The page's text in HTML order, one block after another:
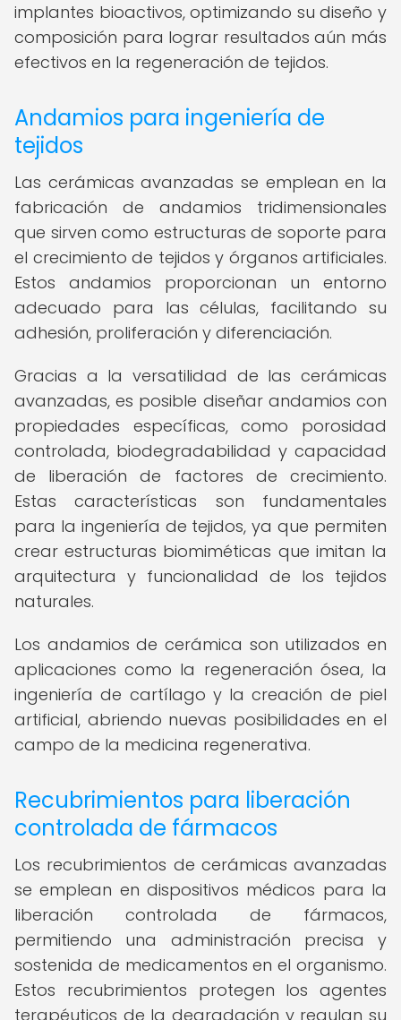
implantes bioactivos, optimizando su diseño y
composición para lograr resultados aún más
efectivos en la regeneración de tejidos.
Andamios para ingeniería de
tejidos
Las cerámicas avanzadas se emplean en la
fabricación de andamios tridimensionales
que sirven como estructuras de soporte para
el crecimiento de tejidos y órganos artificiales.
Estos andamios proporcionan un entorno
adecuado para las células, facilitando su
adhesión, proliferación y diferenciación.
Gracias a la versatilidad de las cerámicas
avanzadas, es posible diseñar andamios con
propiedades específicas, como porosidad
controlada, biodegradabilidad y capacidad
de liberación de factores de crecimiento.
Estas características son fundamentales
para la ingeniería de tejidos, ya que permiten
crear estructuras biomiméticas que imitan la
arquitectura y funcionalidad de los tejidos
naturales.
Los andamios de cerámica son utilizados en
aplicaciones como la regeneración ósea, la
ingeniería de cartílago y la creación de piel
artificial, abriendo nuevas posibilidades en el
campo de la medicina regenerativa.
Recubrimientos para liberación
controlada de fármacos
Los recubrimientos de cerámicas avanzadas
se emplean en dispositivos médicos para la
liberación controlada de fármacos,
permitiendo una administración precisa y
sostenida de medicamentos en el organismo.
Estos recubrimientos protegen los agentes
terapéuticos de la degradación y regulan su